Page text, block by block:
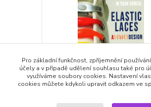
Pro základní funkčnost, zpříjemnění
účely a v případě udělení souhlasu také pro
využíváme soubory cookies. Nastavení
cookies můžete kdykoli upravit odkazem ve